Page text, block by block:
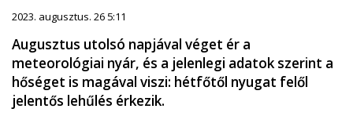
2023. augusztus. 26 5:11
Augusztus utolsó napjával véget ér a
meteorológiai nyár, és a jelenlegi adatok szerint a
hőséget is magával viszi: hétfőtől nyugat felől
jelentős lehűlés érkezik.